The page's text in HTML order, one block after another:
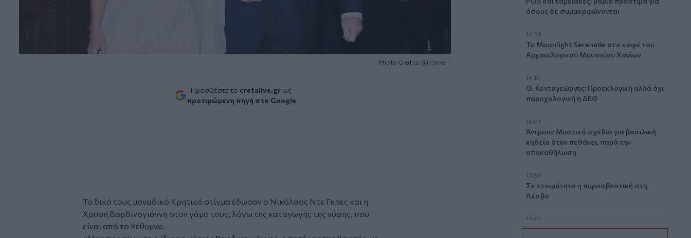
Photo Credits: @intime
Προσθέστε το cretalive.gr ως
προτιμώμενη πηγή στο Google
Το δικό τους μοναδικό Κρητικό στίγμα έδωσαν ο Νικόλαος Ντε Γκρες και η
Χρυσή Βαρδινογιάννη στον γάμο τους, λόγω της καταγωγής της νύφης, που
είναι από το Ρέθυμνο.
όσους δε συμμορφώνονται
14:39
To Moonlight Serenade στο καφέ του
Αρχαιολογικού Μουσείου Χανίων
14:17
Θ. Κοντογεώργης: Προεκλογική αλλά όχι
παροχολογική η ΔΕΘ
14:01
Άντριου: Μυστικό σχέδιο για βασιλική
κηδεία όταν πεθάνει, παρά την
αποκαθήλωση
13:53
Σε ετοιμότητα η πυροσβεστική στη
Λέσβο
13:45
Κρήτη: Και την Δευτέρα (10/08) πολύ